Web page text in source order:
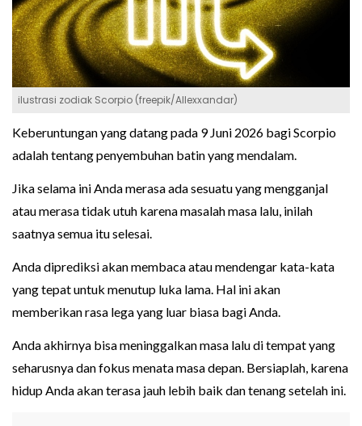
ilustrasi zodiak Scorpio (freepik/Allexxandar)
Keberuntungan yang datang pada 9 Juni 2026 bagi Scorpio
adalah tentang penyembuhan batin yang mendalam.
Jika selama ini Anda merasa ada sesuatu yang mengganjal
atau merasa tidak utuh karena masalah masa lalu, inilah
saatnya semua itu selesai.
Anda diprediksi akan membaca atau mendengar kata-kata
yang tepat untuk menutup luka lama. Hal ini akan
memberikan rasa lega yang luar biasa bagi Anda.
Anda akhirnya bisa meninggalkan masa lalu di tempat yang
seharusnya dan fokus menata masa depan. Bersiaplah, karena
hidup Anda akan terasa jauh lebih baik dan tenang setelah ini.